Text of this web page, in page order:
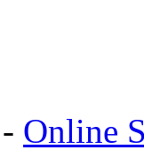
- Online